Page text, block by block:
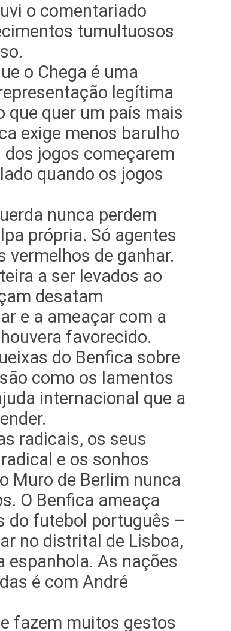
o comentariado
tumultuosos
o Chega é uma
legítima
que quer um país mais
exige menos barulho
jogos começarem
quando os jogos
nunca perdem
própria. Só agentes
vermelhos de ganhar.
a ser levados ao
desatam
e a ameaçar com a
favorecido.
do Benfica sobre
como os lamentos
internacional que a
radicais, os seus
e os sonhos
Muro de Berlim nunca
O Benfica ameaça
do futebol português –
no distrital de Lisboa,
espanhola. As nações
é com André
fazem muitos gestos